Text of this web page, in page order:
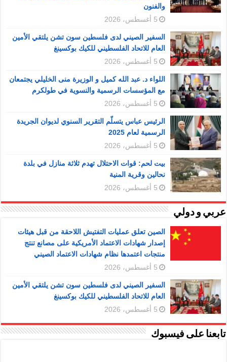
والفنون
5 أغسطس، 2026
السفير الصيني لدى فلسطين سون تشن يلتقي الأمين
العام للاتحاد الفلسطيني للكيك بوكسينغ
5 أغسطس، 2026
اللواء د. عبد الله كميل و الوزيرة منى الخليلي يجتمعان
مع المؤسسات الرسمية والنسوية في طولكرم
5 أغسطس، 2026
الرئيس عباس يتسلّم التقرير السنوي لديوان الجريدة
الرسمية لعام 2025
5 أغسطس، 2026
بيت لحم: قوات الاحتلال تهدم ثلاثة منازل في بلدة
نحالين وقرية المنية
5 أغسطس، 2026
عربي و دولي
الصين تعلق عمليات التفتيش اللاحقة من قبل هيئات
إصدار شهادات الاعتماد الأمريكية على مصانع تنتج
منتجات اعتمدها نظام شهادات الاعتماد الصيني
5 أغسطس، 2026
السفير الصيني لدى فلسطين سون تشن يلتقي الأمين
العام للاتحاد الفلسطيني للكيك بوكسينغ
5 أغسطس، 2026
تابعنا على فيسبوك